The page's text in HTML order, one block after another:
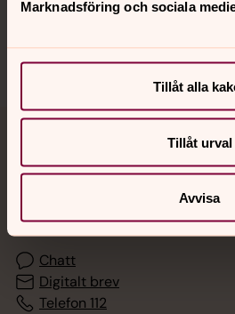
Marknadsföring och sociala
Tillåt alla
Tillåt urval
Avvisa
Sociala kanaler
Jourhavande präst
med en präst på kvällar och nätter.
Chatt
Digitalt brev
Telefon 112